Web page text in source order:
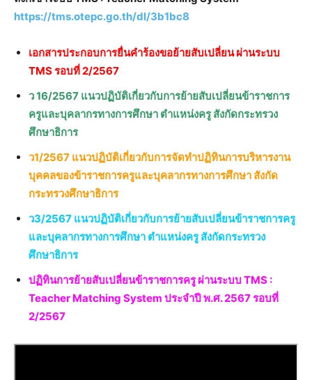
https://tms.otepc.go.th/dl/3b1bc8
เอกสารประกอบการยื่นคำร้องขอย้ายสับเปลี่ยน ผ่านระบบ
TMS รอบที่ 2/2567
ว 16/2567 แนวปฏิบัติเกี่ยวกับการย้ายสับเปลี่ยนข้าราชการ
ครูและบุคลากรทางการศึกษา ตำแหน่งครู สังกัดกระทรวง
ศึกษาธิการ
ว1/2567 แนวปฏิบัติเกี่ยวกับการจัดทำปฏิทินการบริหารงาน
บุคคลของข้าราชการครูและบุคลากรทางการศึกษา สังกัด
กระทรวงศึกษาธิการ
ว3/2567 แนวปฏิบัติเกี่ยวกับการย้ายสับเปลี่ยนข้าราชการครู
และบุคลากรทางการศึกษา ตำแหน่งครู สังกัดกระทรวง
ศึกษาธิการ
ปฏิทินการย้ายสับเปลี่ยนข้าราชการครู ผ่านระบบ TMS :
Teacher Matching System ประจำปี พ.ศ. 2567 รอบที่
2/2567